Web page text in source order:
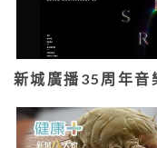
新城廣播35周年